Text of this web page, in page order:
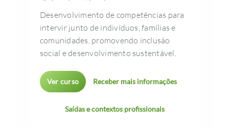
Desenvolvimento de competências para
intervir junto de indivíduos, famílias e
comunidades, promovendo inclusão
social e desenvolvimento sustentável.
Ver curso Receber mais informações
Saídas e contextos profissionais